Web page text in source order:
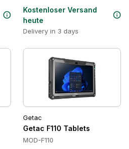
Kostenloser Versand
heute
Delivery in 3 days
Getac
Getac F110 Tablets
MOD-F110